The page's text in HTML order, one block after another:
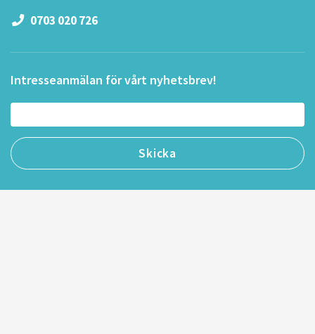
0703 020 726
Intresseanmälan för vårt nyhetsbrev!